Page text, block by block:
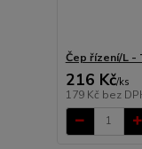
Čep řízení/L -
216 Kč/ks
179 Kč bez